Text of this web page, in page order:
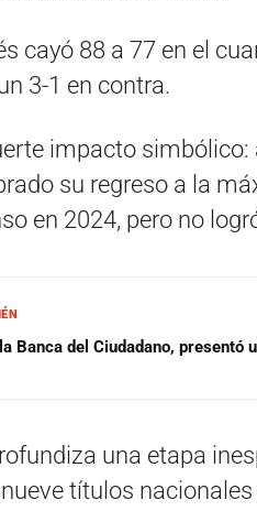
cayó 88 a 77 en el
3-1 en contra.
impacto simbólico:
su regreso a la
en 2024, pero no
Banca del Ciudadano,
una etapa
títulos